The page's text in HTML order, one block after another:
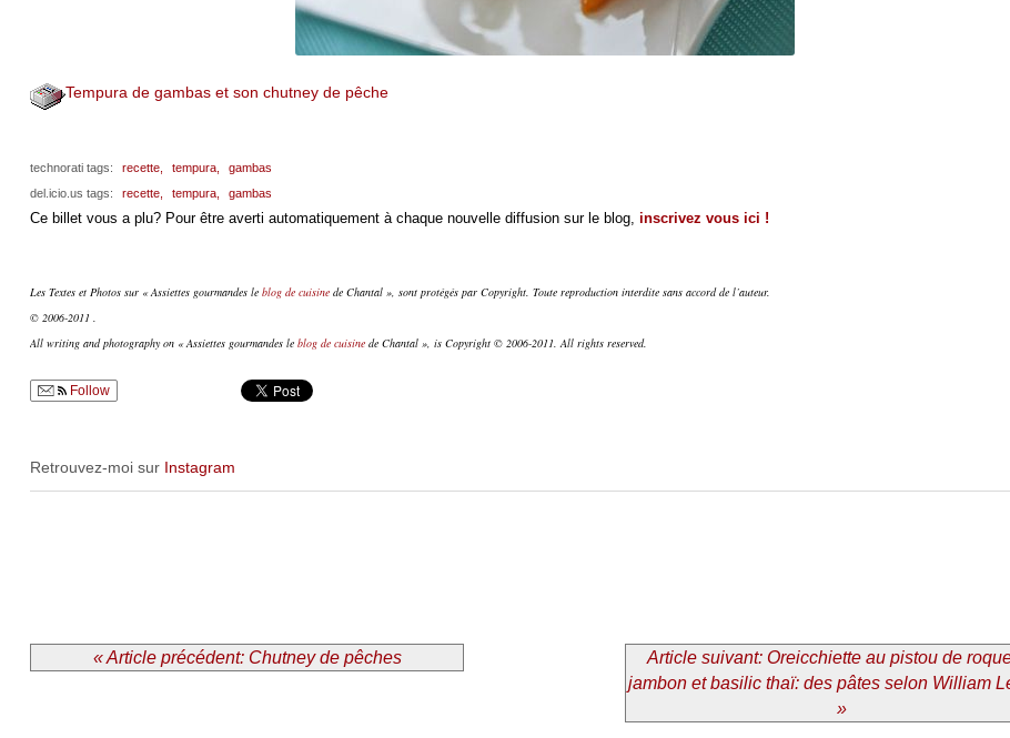
Tempura de gambas et son chutney de pêche
technorati tags: recette, tempura,
gambas
del.icio.us tags:
recette, tempura, gambas
Ce billet vous a plu? Pour être averti automatiquement à chaque nouvelle diffusion sur le blog, inscrivez vous ici !
Les Textes et Photos sur « Assiettes gourmandes le blog de cuisinede Chantal », sont protégés par Copyright. Toute reproduction interdite sans accord de l’auteur.
© 2006-2011 .
All writing and photography on « Assiettes gourmandes le blog de cuisinede Chantal », is Copyright © 2006-2011. All rights reserved.
Follow
Retrouvez-moi sur Instagram
« Article précédent: Chutney de pêches
Article suivant: Oreicchiette au pistou de
jambon et basilic thaï: des pâtes selon William
»